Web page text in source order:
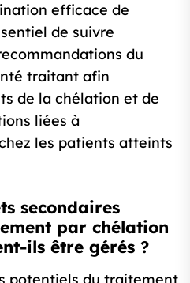
efficace de
de suivre
du
traitant afin
de la chélation et de
liées à
les patients atteints
secondaires
par chélation
ils être gérés ?